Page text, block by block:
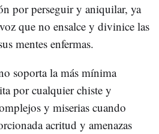
por perseguir y aniquilar, ya
que no ensalce y divinice las
mentes enfermas.
soporta la más mínima
por cualquier chiste y
y miserias cuando
acritud y amenazas